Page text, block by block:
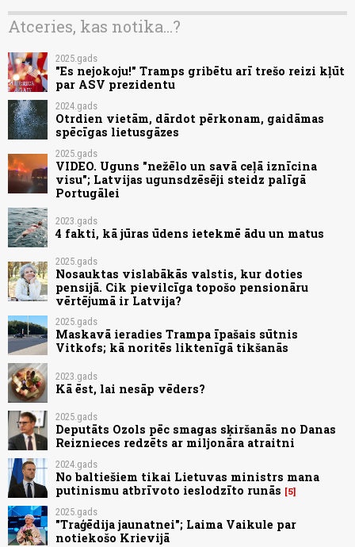
Atceries, kas notika...?
2025.gads
"Es nejokoju!" Tramps gribētu arī trešo reizi kļūt
par ASV prezidentu
2024.gads
Otrdien vietām, dārdot pērkonam, gaidāmas
spēcīgas lietusgāzes
2025.gads
VIDEO. Uguns "nežēlo un savā ceļā iznīcina
visu"; Latvijas ugunsdzēsēji steidz palīgā
Portugālei
2023.gads
4 fakti, kā jūras ūdens ietekmē ādu un matus
2025.gads
Nosauktas vislabākās valstis, kur doties
pensijā. Cik pievilcīga topošo pensionāru
vērtējumā ir Latvija?
2025.gads
Maskavā ieradies Trampa īpašais sūtnis
Vitkofs; kā noritēs liktenīgā tikšanās
2023.gads
Kā ēst, lai nesāp vēders?
2025.gads
Deputāts Ozols pēc smagas sķiršanās no Danas
Reiznieces redzēts ar miljonāra atraitni
2024.gads
No baltiešiem tikai Lietuvas ministrs mana
putinismu atbrīvoto ieslodzīto runās
5
2025.gads
"Traģēdija jaunatnei"; Laima Vaikule par
notiekošo Krievijā